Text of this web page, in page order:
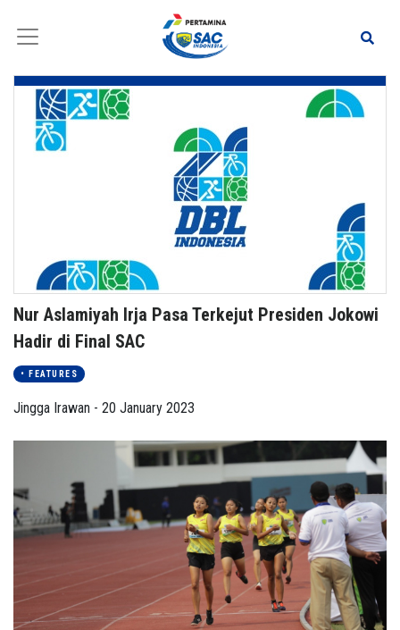
Nur Aslamiyah Irja Pasa Terkejut Presiden Jokowi
Hadir di Final SAC
• FEATURES
Jingga Irawan - 20 January 2023